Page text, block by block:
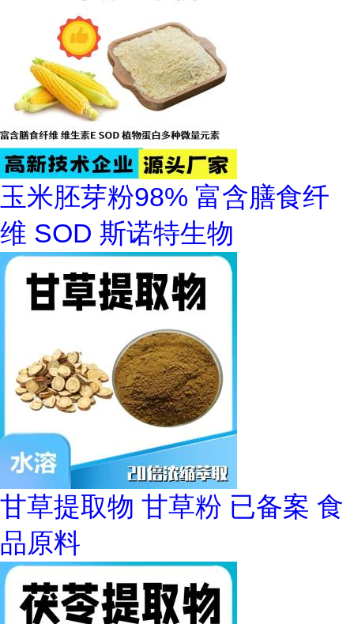
玉米胚芽粉98% 富含膳食纤
维 SOD 斯诺特生物
甘草提取物 甘草粉 已备案 食
品原料